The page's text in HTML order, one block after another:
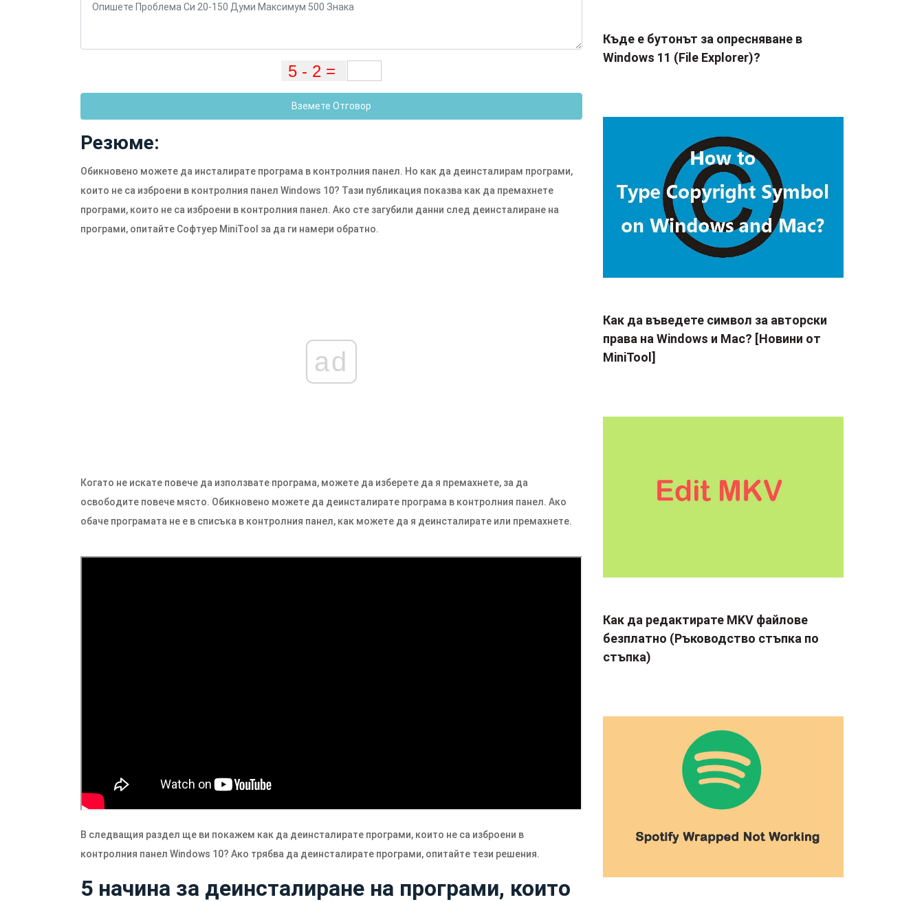
Вземете Отговор
Резюме:
Обикновено можете да инсталирате програма в контролния панел. Но как да деинсталирам програми,
които не са изброени в контролния панел Windows 10? Тази публикация показва как да премахнете
програми, които не са изброени в контролния панел. Ако сте загубили данни след деинсталиране на
програми, опитайте Софтуер MiniTool за да ги намери обратно.
ad
Когато не искате повече да използвате програма, можете да изберете да я премахнете, за да
освободите повече място. Обикновено можете да деинсталирате програма в контролния панел. Ако
обаче програмата не е в списъка в контролния панел, как можете да я деинсталирате или премахнете.
В следващия раздел ще ви покажем как да деинсталирате програми, които не са изброени в
контролния панел Windows 10? Ако трябва да деинсталирате програми, опитайте тези решения.
5 начина за деинсталиране на програми, които
Къде е бутонът за опресняване в
Windows 11 (File Explorer)?
Как да въведете символ за авторски
права на Windows и Mac? [Новини от
MiniTool]
Как да редактирате MKV файлове
безплатно (Ръководство стъпка по
стъпка)